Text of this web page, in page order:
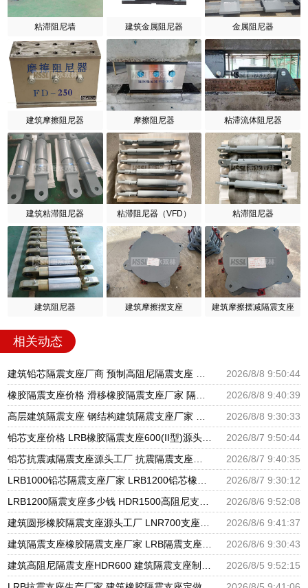
粘滞阻尼墙 建筑金属阻尼器 金属阻尼器
建筑摩擦阻尼器 摩擦阻尼器 粘滞流体阻尼器
建筑粘滞阻尼器 粘滞阻尼器（VFD） 粘滞阻尼器
建筑阻尼器 建筑摩擦摆支座 建筑摩擦摆减隔震支座
相关动态
2026/8/8 9:50:44
2026/8/8 9:40:39
2026/8/8 9:30:33
2026/8/7 9:50:44
2026/8/7 9:40:35
2026/8/7 9:30:12
2026/8/6 9:52:08
2026/8/6 9:41:37
2026/8/6 9:30:43
2026/8/5 9:52:15